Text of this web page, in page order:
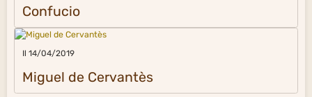
Confucio
Il 14/04/2019
Miguel de Cervantès